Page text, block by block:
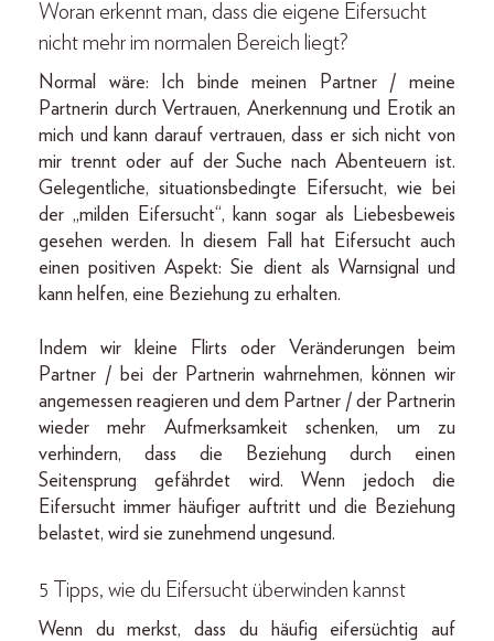
Woran erkennt man, dass die eigene Eifersucht
nicht mehr im normalen Bereich liegt?
Normal wäre: Ich binde meinen Partner / meine
Partnerin durch Vertrauen, Anerkennung und Erotik an
mich und kann darauf vertrauen, dass er sich nicht von
mir trennt oder auf der Suche nach Abenteuern ist.
Gelegentliche, situationsbedingte Eifersucht, wie bei
der „milden Eifersucht“, kann sogar als Liebesbeweis
gesehen werden. In diesem Fall hat Eifersucht auch
einen positiven Aspekt: Sie dient als Warnsignal und
kann helfen, eine Beziehung zu erhalten.
Indem wir kleine Flirts oder Veränderungen beim
Partner / bei der Partnerin wahrnehmen, können wir
angemessen reagieren und dem Partner / der Partnerin
wieder mehr Aufmerksamkeit schenken, um zu
verhindern, dass die Beziehung durch einen
Seitensprung gefährdet wird. Wenn jedoch die
Eifersucht immer häufiger auftritt und die Beziehung
belastet, wird sie zunehmend ungesund.
5 Tipps, wie du Eifersucht überwinden kannst
Wenn du merkst, dass du häufig eifersüchtig auf